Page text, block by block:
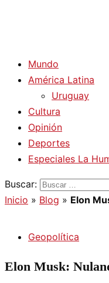
Mundo
América Latina
Uruguay
Cultura
Opinión
Deportes
Especiales La
Buscar:
Inicio » Blog » Elon
Geopolítica
Elon Musk: